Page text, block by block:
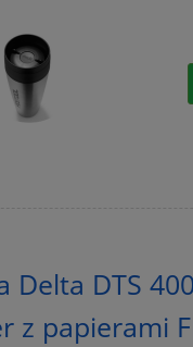
Delta DTS
z papierami